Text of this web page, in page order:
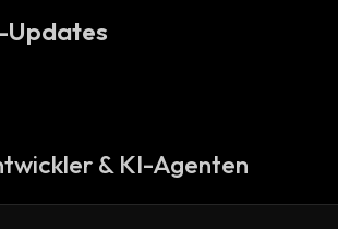
Updates
& KI-Agenten